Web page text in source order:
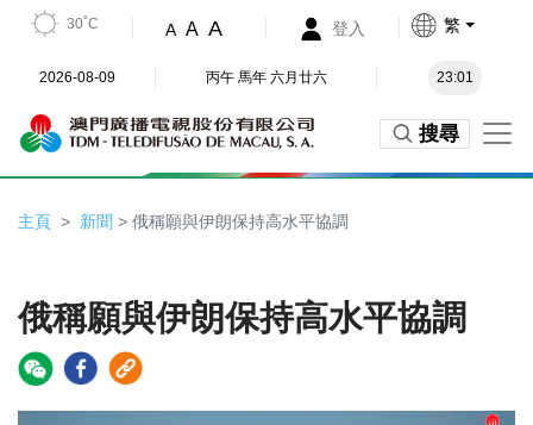
30˚C A A A 登入 繁
2026-08-09 丙午 馬年 六月廿六 23:01
搜尋
主頁 新聞 > 俄稱願與伊朗保持高水平協調
俄稱願與伊朗保持高水平協調